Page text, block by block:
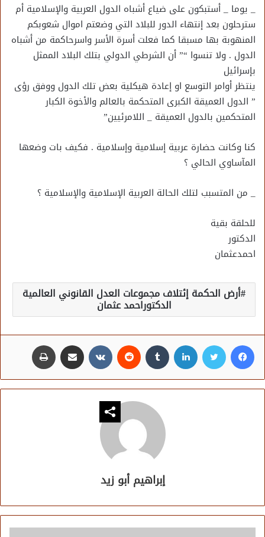
_ يوما _ أستبكون على ضياع أشباه الدول العربية والإسلامية أم
سترحلون بعد إنتهاء الدور للبلاد التي وضعتم اموال شعوبكم
المنهوبة بها مسبقا كما فعلت أسرة الأسر واسرحاكمة من أشباه
الدول . ولا تنسوا “” أن الشرطي الدولي بتلك البلاد الممثل
بإسرائيل
ينتظر أوامر التوسع او إعادة هيكلية بعض تلك الدول ووفق رؤى
” الدول العميقة الكبرى المتحكمة بالعالم والأخوة الكبار
المتحكمين بالدول العميقة _ اللامرئيين”
كنا وكانت حضارة عربية إسلامية وإسلامية . فكيف بات وضعها
المآساوي الحالي ؟
_ من المتسبب لتلك الحالة العربية الإسلامية والإسلامية ؟
للحلقة بقية
الدكتور
احمدعثمان
أرض الحكمة إئتلاف مجموعات العدل القانوني العالمية
الدكتوراحمد عثمان
فيسبوك تويتر لينكدإن مشاركة عبر البريد
إبراهيم أبو زيد